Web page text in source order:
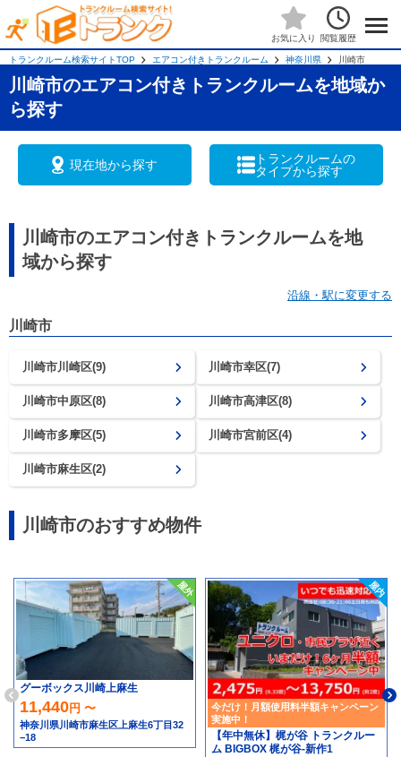
お気に入り 閲覧履歴
トランクルーム検索サイトTOP エアコン付きトランクルーム 神奈川県 川崎市
川崎市のエアコン付きトランクルームを地域か
ら探す
現在地から探す
トランクルームの
タイプから探す
川崎市のエアコン付きトランクルームを地
域から探す
沿線・駅に変更する
川崎市
川崎市川崎区(9) 川崎市幸区(7)
川崎市中原区(8) 川崎市高津区(8)
川崎市多摩区(5) 川崎市宮前区(4)
川崎市麻生区(2)
川崎市のおすすめ物件
グーボックス川崎上麻生
11,440円 〜
神奈川県川崎市麻生区上麻生6丁目32
−18
今だけ！月額使用料半額キャンペーン
実施中！
【年中無休】梶が谷 トランクルー
ム BIGBOX 梶が谷-新作1